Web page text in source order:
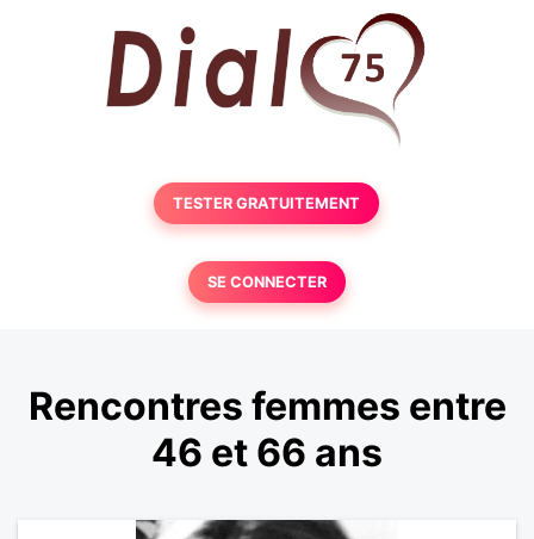
TESTER GRATUITEMENT
SE CONNECTER
Rencontres femmes entre
46 et 66 ans